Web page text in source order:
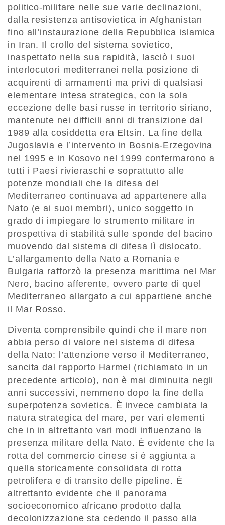
politico-militare nelle sue varie declinazioni,
dalla resistenza antisovietica in Afghanistan
fino all’instaurazione della Repubblica islamica
in Iran. Il crollo del sistema sovietico,
inaspettato nella sua rapidità, lasciò i suoi
interlocutori mediterranei nella posizione di
acquirenti di armamenti ma privi di qualsiasi
elementare intesa strategica, con la sola
eccezione delle basi russe in territorio siriano,
mantenute nei difficili anni di transizione dal
1989 alla cosiddetta era Eltsin. La fine della
Jugoslavia e l’intervento in Bosnia-Erzegovina
nel 1995 e in Kosovo nel 1999 confermarono a
tutti i Paesi rivieraschi e soprattutto alle
potenze mondiali che la difesa del
Mediterraneo continuava ad appartenere alla
Nato (e ai suoi membri), unico soggetto in
grado di impiegare lo strumento militare in
prospettiva di stabilità sulle sponde del bacino
muovendo dal sistema di difesa lì dislocato.
L’allargamento della Nato a Romania e
Bulgaria rafforzò la presenza marittima nel Mar
Nero, bacino afferente, ovvero parte di quel
Mediterraneo allargato a cui appartiene anche
il Mar Rosso.
Diventa comprensibile quindi che il mare non
abbia perso di valore nel sistema di difesa
della Nato: l’attenzione verso il Mediterraneo,
sancita dal rapporto Harmel (richiamato in un
precedente articolo), non è mai diminuita negli
anni successivi, nemmeno dopo la fine della
superpotenza sovietica. È invece cambiata la
natura strategica del mare, per vari elementi
che in in altrettanto vari modi influenzano la
presenza militare della Nato. È evidente che la
rotta del commercio cinese si è aggiunta a
quella storicamente consolidata di rotta
petrolifera e di transito delle pipeline. È
altrettanto evidente che il panorama
socioeconomico africano prodotto dalla
decolonizzazione sta cedendo il passo alla